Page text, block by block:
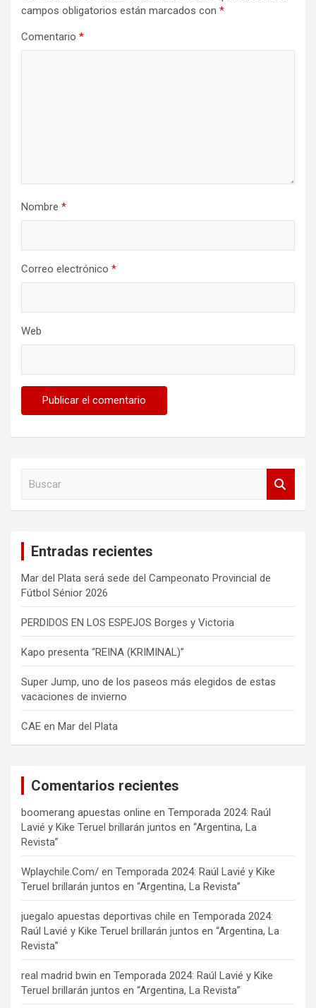
campos obligatorios están marcados con *
Comentario *
Nombre *
Correo electrónico *
Web
Entradas recientes
Mar del Plata será sede del Campeonato Provincial de
Fútbol Sénior 2026
PERDIDOS EN LOS ESPEJOS Borges y Victoria
Kapo presenta “REINA (KRIMINAL)”
Super Jump, uno de los paseos más elegidos de estas
vacaciones de invierno
CAE en Mar del Plata
Comentarios recientes
boomerang apuestas online en Temporada 2024: Raúl
Lavié y Kike Teruel brillarán juntos en “Argentina, La
Revista”
Wplaychile.Com/ en Temporada 2024: Raúl Lavié y Kike
Teruel brillarán juntos en “Argentina, La Revista”
juegalo apuestas deportivas chile en Temporada 2024:
Raúl Lavié y Kike Teruel brillarán juntos en “Argentina, La
Revista”
real madrid bwin en Temporada 2024: Raúl Lavié y Kike
Teruel brillarán juntos en “Argentina, La Revista”